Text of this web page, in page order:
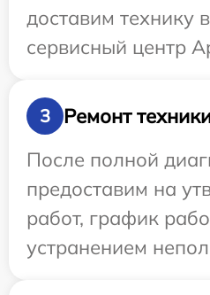
доставим технику
сервисный центр
3
Ремонт
После полной
предоставим на
работ, график
устранением